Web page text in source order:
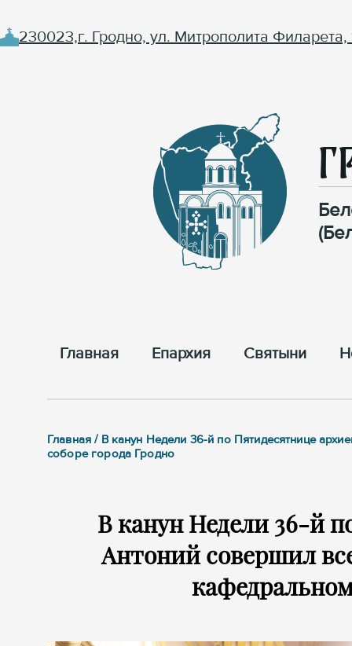
230023,г. Гродно, ул. Митрополита Филарета,
Главная Епархия Cвятыни
Главная / В канун Недели 36-й по Пятидесятнице
соборе города Гродно
В канун Недели 36-й
Антоний совершил